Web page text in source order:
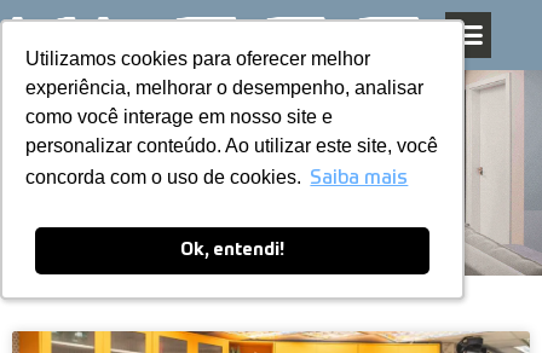
Utilizamos cookies para oferecer melhor
experiência, melhorar o desempenho, analisar
como você interage em nosso site e
personalizar conteúdo. Ao utilizar este site, você
concorda com o uso de cookies. Saiba mais
Ok, entendi!
Utilizamos cookies para oferecer melhor
experiência, melhorar o desempenho, analisar
como você interage em nosso site e
personalizar conteúdo. Ao utilizar este site, você
concorda com o uso de cookies. Saiba mais
Ok, entendi!
Pular
para
o
conteúdo
Blog